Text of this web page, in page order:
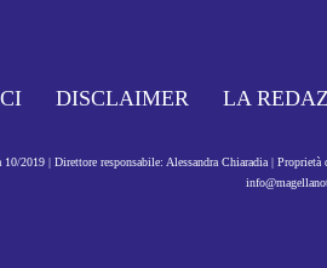
DISCLAIMER LA
2019 | Direttore responsabile: Alessandra Chiaradia |